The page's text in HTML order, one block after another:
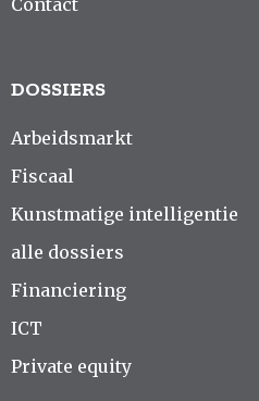
Contact
DOSSIERS
Arbeidsmarkt
Fiscaal
Kunstmatige intelligentie
alle dossiers
Financiering
ICT
Private equity